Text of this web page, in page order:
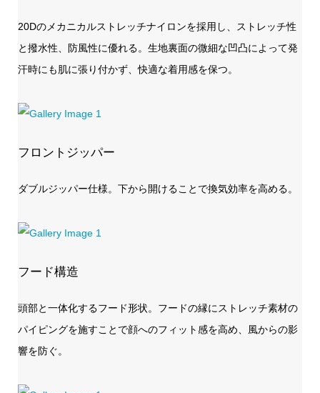
20Dのメカニカルストレッチナイロンを採用し、ストレッチ性
と撥水性、防風性に優れる。生地裏面の微細な凹凸によって発
汗時にも肌に張り付かず、快適な着用感を保つ。
フロントジッパー
ダブルジッパー仕様。下から開けることで換気効率を高める。
フード構造
頭部と一体化するフード形状。フードの縁にストレッチ素材の
パイピングを施すことで顔へのフィット感を高め、風からの影
響を防ぐ。